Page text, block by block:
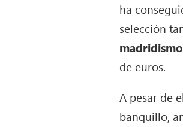
ha
selección
madridismo
de euros.
A pesar de
banquillo,